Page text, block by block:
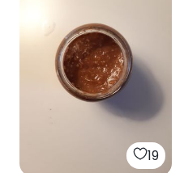
19